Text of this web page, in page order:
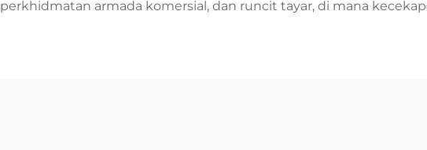
perkhidmatan armada komersial, dan runcit tayar, di mana